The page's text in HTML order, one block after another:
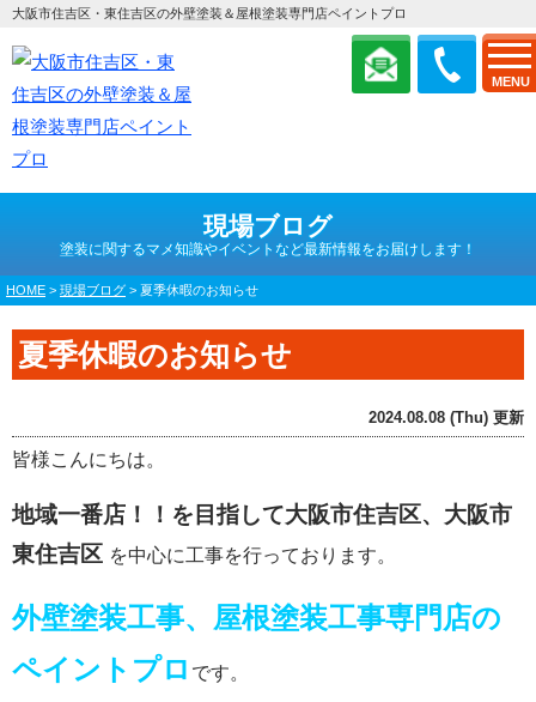
MENU
大阪市住吉区・東住吉区の外壁塗装＆屋根塗装専門店ペイントプロ
現場ブログ
塗装に関するマメ知識やイベントなど最新情報をお届けします！
HOME > 現場ブログ > 夏季休暇のお知らせ
夏季休暇のお知らせ
2024.08.08 (Thu) 更新
皆様こんにちは。
地域一番店！！を目指して大阪市住吉区、大阪市
東住吉区 を中心に工事を行っております。
外壁塗装工事、屋根塗装工事専門店の
ペイントプロ です。